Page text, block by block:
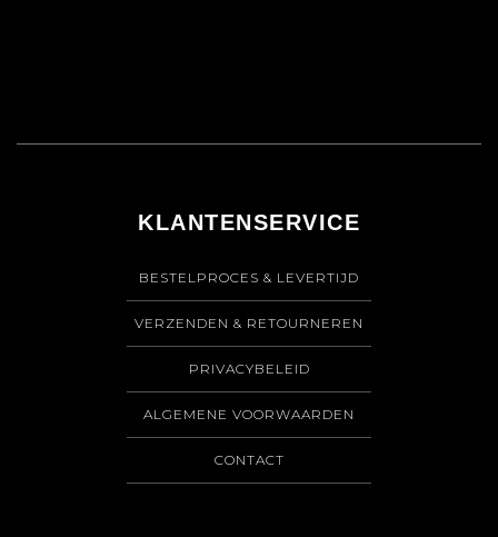
KLANTENSERVICE
BESTELPROCES & LEVERTIJD
VERZENDEN & RETOURNEREN
PRIVACYBELEID
ALGEMENE VOORWAARDEN
CONTACT